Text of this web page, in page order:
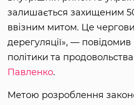
залишається захищеним
ввізним митом. Це
дерегуляції», — повідомив
політики та
Павленко.
Метою розроблення